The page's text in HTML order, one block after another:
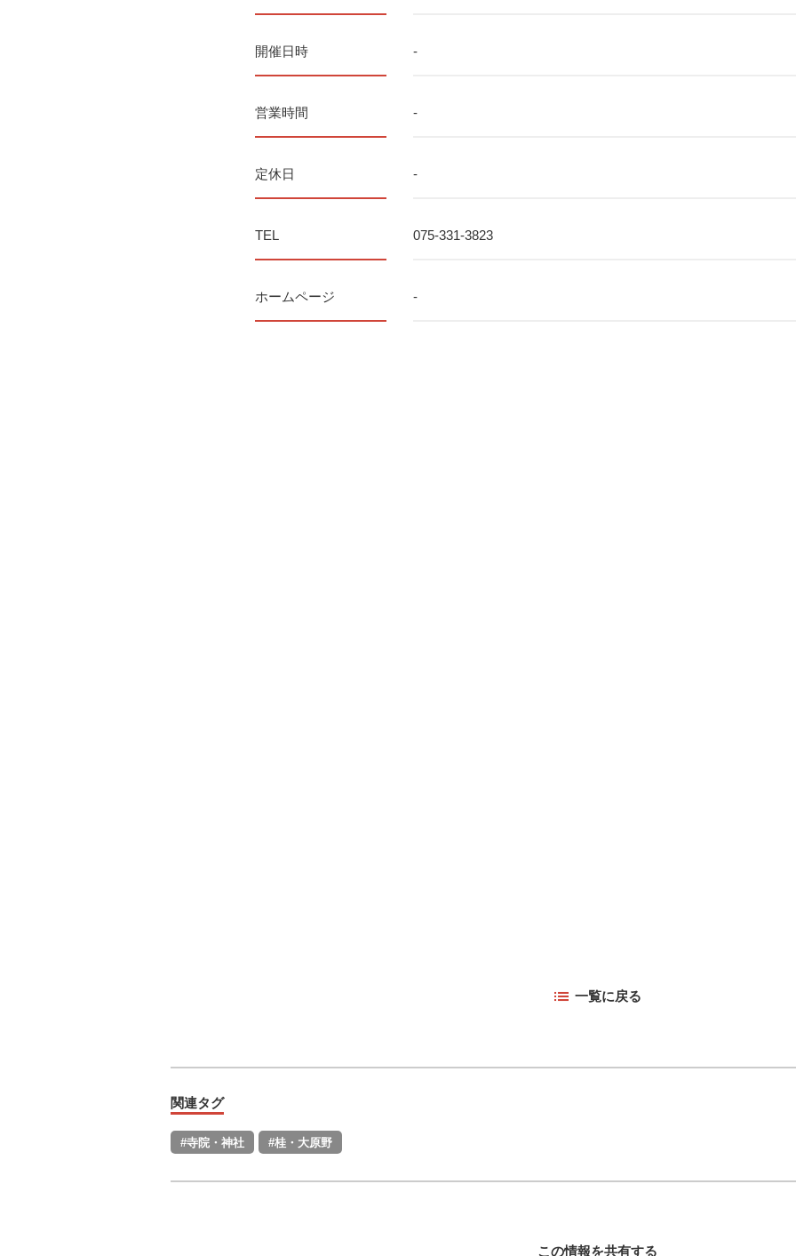
開催日時 -
営業時間 -
定休日 -
TEL 075-331-3823
ホームページ -
一覧に戻る
関連タグ
#寺院・神社 #桂・大原野
この情報を共有する